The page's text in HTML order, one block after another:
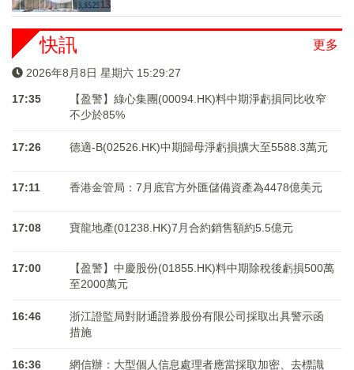
更多
快訊
2026年8月8日 星期六 15:29:27
17:35
【盈警】綠心集團(00094.HK)料中期淨虧損同比收窄
不少於85%
17:26 德適-B(02526.HK)中期歸母淨虧損擴大至5588.3萬元
17:11 香港金管局：7月底官方外匯儲備資產為4478億美元
17:08 寶龍地產(01238.HK)7月合約銷售額約5.5億元
17:00
【盈警】中慶股份(01855.HK)料中期除稅後虧損500萬
至2000萬元
16:46
浙江證監局對財通證券股份有限公司採取出具警示函
措施
16:36
網信辦：大型個人信息處理者應當採取加密、去標識